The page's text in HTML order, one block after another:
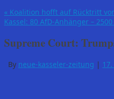
« Koalition hofft auf Rücktritt
Kassel: 80 AfD-Anhänger –
Supreme Court:
By neue-kasseler-zeitung |